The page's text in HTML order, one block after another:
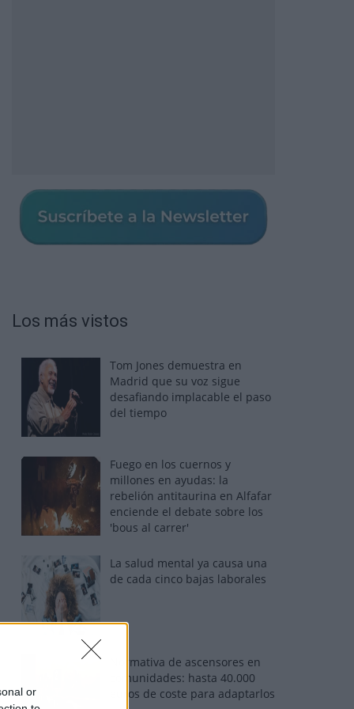
or
Los más vistos
Tom Jones demuestra en
Madrid que su voz sigue
desafiando implacable el paso
del tiempo
Fuego en los cuernos y
millones en ayudas: la
rebelión antitaurina en Alfafar
enciende el debate sobre los
'bous al carrer'
La salud mental ya causa una
de cada cinco bajas laborales
Normativa de ascensores en
comunidades: hasta 40.000
euros de coste para adaptarlos